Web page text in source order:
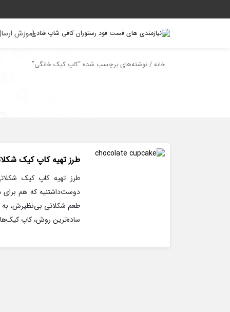
آموزش
خانه / نوشته‌های برچسب شده “کاپ کیک خانگی”
طرز تهیه کاپ کیک
طرز تهیه کاپ کیک
دوست‌داشتنیه که هم برای
طعم شکلاتی بی‌نظیرش، به
ساده‌ترین روش، کاپ